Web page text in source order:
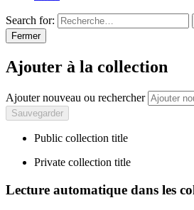
Search for:
Fermer
Ajouter à la collection
Ajouter nouveau ou rechercher
Public collection title
Private collection title
Lecture automatique dans les